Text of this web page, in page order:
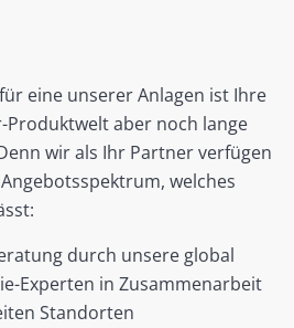
eine unserer Anlagen ist Ihre
Produktwelt aber noch lange
wir als Ihr Partner verfügen
welches
durch unsere global
Experten in Zusammenarbeit
Standorten